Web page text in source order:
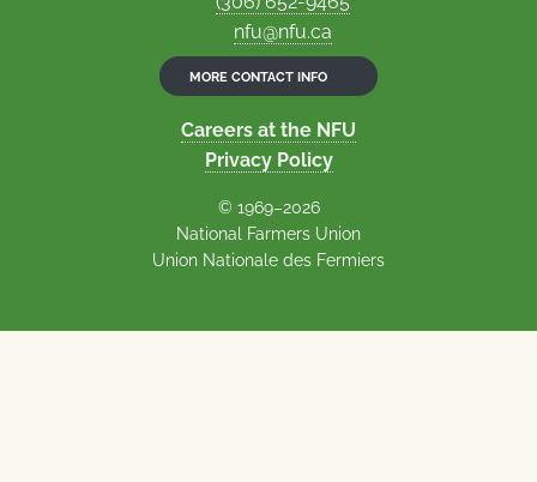
nfu@nfu.ca
MORE CONTACT INFO
Careers at the NFU
Privacy Policy
© 1969–2026
National Farmers Union
Union Nationale des Fermiers